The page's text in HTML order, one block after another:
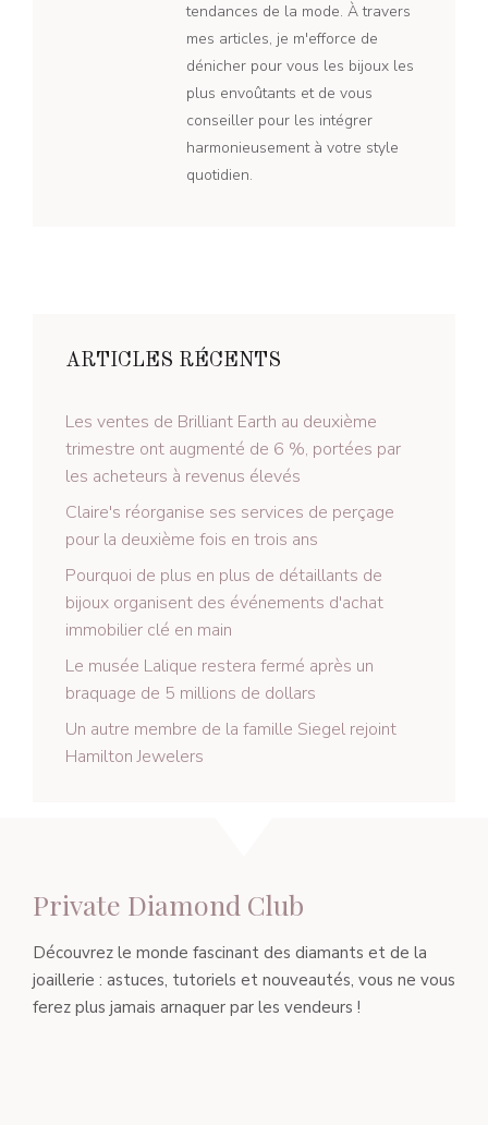
tendances de la mode. À travers
mes articles, je m'efforce de
dénicher pour vous les bijoux les
plus envoûtants et de vous
conseiller pour les intégrer
harmonieusement à votre style
quotidien.
ARTICLES RÉCENTS
Les ventes de Brilliant Earth au deuxième
trimestre ont augmenté de 6 %, portées par
les acheteurs à revenus élevés
Claire's réorganise ses services de perçage
pour la deuxième fois en trois ans
Pourquoi de plus en plus de détaillants de
bijoux organisent des événements d'achat
immobilier clé en main
Le musée Lalique restera fermé après un
braquage de 5 millions de dollars
Un autre membre de la famille Siegel rejoint
Hamilton Jewelers
Private Diamond Club
Découvrez le monde fascinant des diamants et de la
joaillerie : astuces, tutoriels et nouveautés, vous ne vous
ferez plus jamais arnaquer par les vendeurs !